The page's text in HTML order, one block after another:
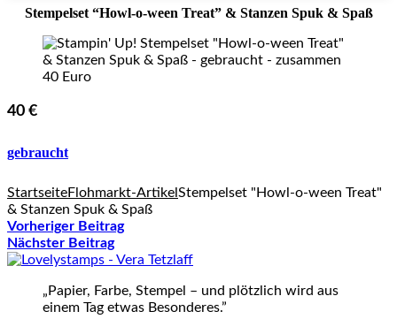
Stempelset “Howl-o-ween Treat” & Stanzen Spuk & Spaß
40 €
gebraucht
StartseiteFlohmarkt-Artikel Stempelset "Howl-o-ween Treat"
& Stanzen Spuk & Spaß
Vorheriger Beitrag
Nächster Beitrag
„Papier, Farbe, Stempel – und plötzlich wird aus
einem Tag etwas Besonderes.”